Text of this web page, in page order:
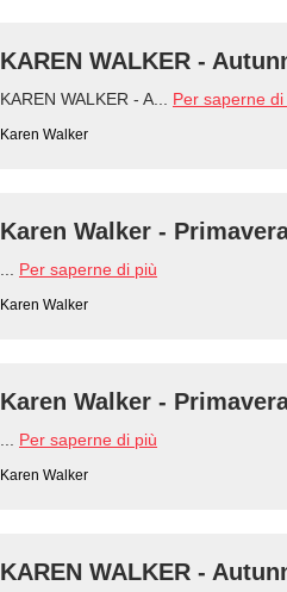
KAREN WALKER -
KAREN WALKER - A... Per saperne di
Karen Walker
Karen Walker -
Per saperne di più
Karen Walker
Karen Walker -
Per saperne di più
Karen Walker
KAREN WALKER -